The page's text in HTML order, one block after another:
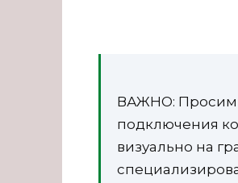
ВАЖНО: Просим
подключения
визуально на